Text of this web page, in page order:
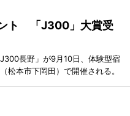
ト 「J300」大賞受
長野」が9月10日、体験型宿
松本市下岡田）で開催される。